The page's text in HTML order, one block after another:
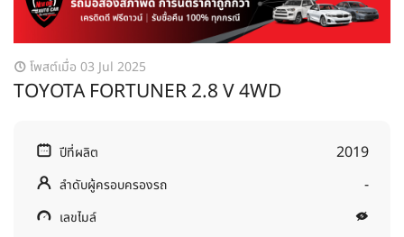
โพสต์เมื่อ 03 Jul 2025
TOYOTA FORTUNER 2.8 V 4WD
ปีที่ผลิต 2019
ลำดับผู้ครอบครองรถ -
เลขไมล์